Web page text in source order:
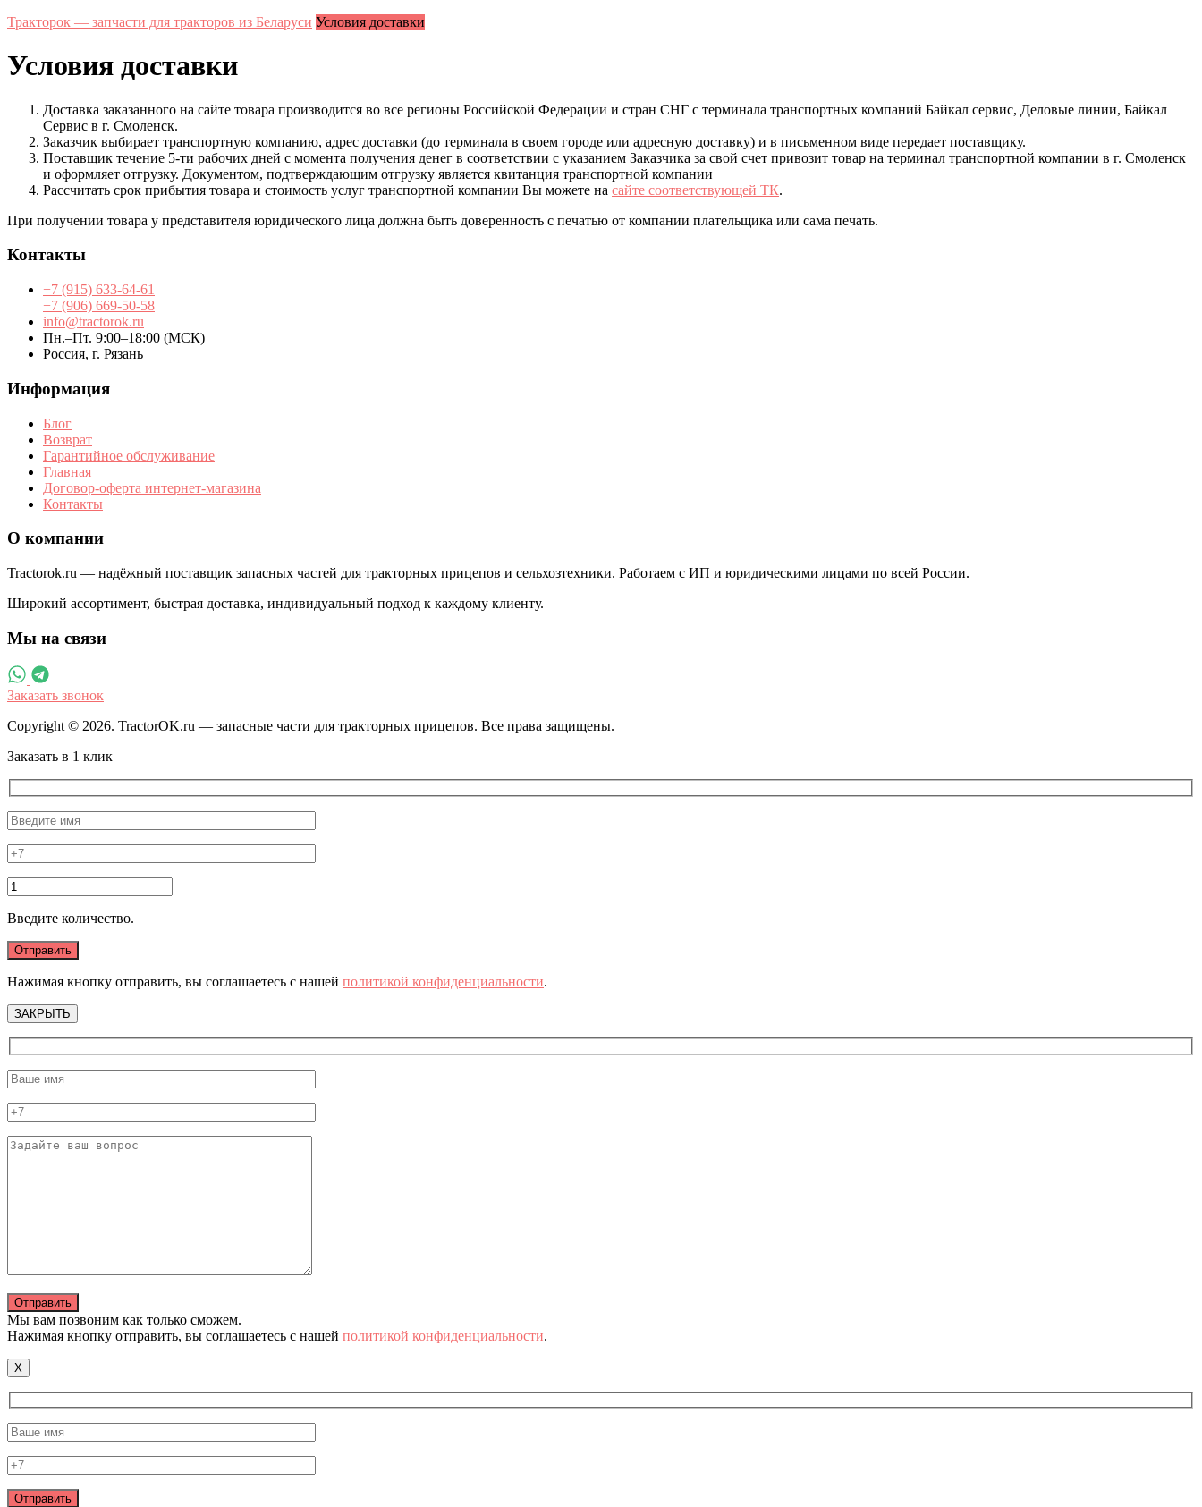
Тракторок — запчасти для тракторов из Беларуси Условия доставки
Условия доставки
Доставка заказанного на сайте товара производится во все регионы Российской Федерации и стран СНГ с терминала транспортных компаний Байкал сервис, Деловые линии, Байкал
Сервис в г. Смоленск.
Заказчик выбирает транспортную компанию, адрес доставки (до терминала в своем городе или адресную доставку) и в письменном виде передает поставщику.
Поставщик течение 5-ти рабочих дней с момента получения денег в соответствии с указанием Заказчика за свой счет привозит товар на терминал транспортной компании в г. Смоленск
и оформляет отгрузку. Документом, подтверждающим отгрузку является квитанция транспортной компании
Рассчитать срок прибытия товара и стоимость услуг транспортной компании Вы можете на сайте соответствующей ТК.
При получении товара у представителя юридического лица должна быть доверенность с печатью от компании плательщика или сама печать.
Контакты
+7 (915) 633-64-61
+7 (906) 669-50-58
info@tractorok.ru
Пн.–Пт. 9:00–18:00 (МСК)
Россия, г. Рязань
Информация
Блог
Возврат
Гарантийное обслуживание
Главная
Договор-оферта интернет-магазина
Контакты
О компании
Tractorok.ru — надёжный поставщик запасных частей для тракторных прицепов и сельхозтехники. Работаем с ИП и юридическими лицами по всей России.
Широкий ассортимент, быстрая доставка, индивидуальный подход к каждому клиенту.
Мы на связи
Заказать звонок
Copyright © 2026. TractorOK.ru — запасные части для тракторных прицепов. Все права защищены.
Заказать в 1 клик
Введите количество.
Нажимая кнопку отправить, вы соглашаетесь с нашей политикой конфиденциальности.
ЗАКРЫТЬ
Мы вам позвоним как только сможем.
Нажимая кнопку отправить, вы соглашаетесь с нашей политикой конфиденциальности.
X